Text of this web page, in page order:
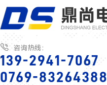
 咨询热线：
139-2941-7067
0769-83264388